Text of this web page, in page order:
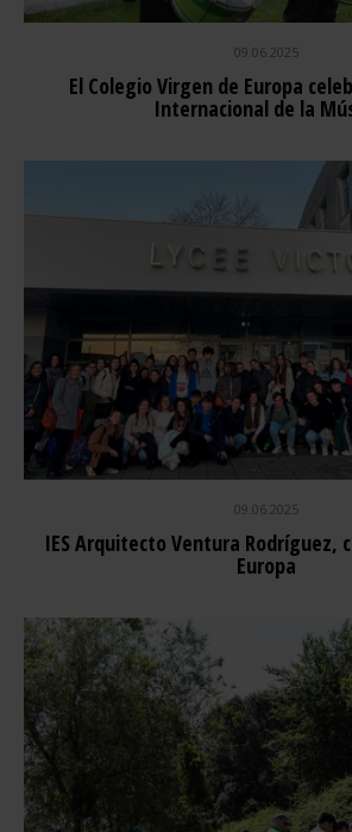
09.06.2025
El Colegio Virgen de Europa
Internacional de la
09.06.2025
IES Arquitecto Ventura Rodríguez,
Europa